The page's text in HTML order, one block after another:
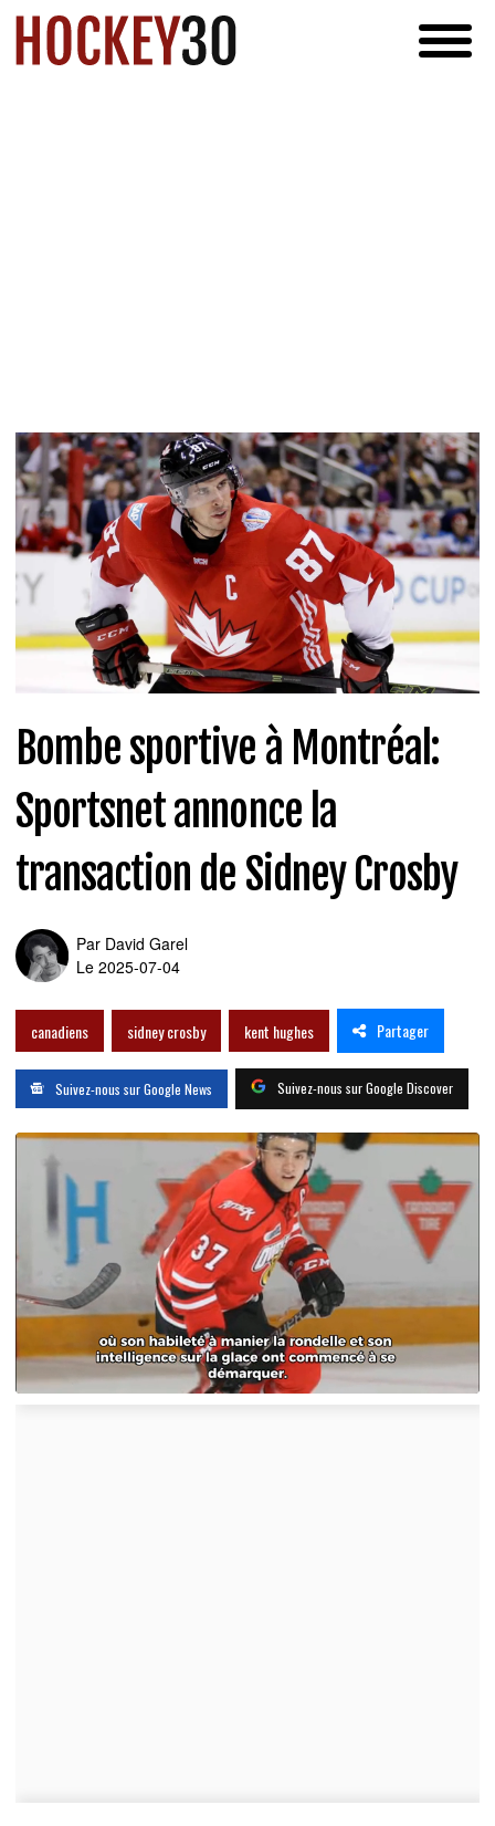
Bombe sportive à Montréal:
Sportsnet annonce la
transaction de Sidney Crosby
Par David Garel
Le 2025-07-04
canadiens sidney crosby kent hughes Partager
Suivez-nous sur Google News Suivez-nous sur Google Discover